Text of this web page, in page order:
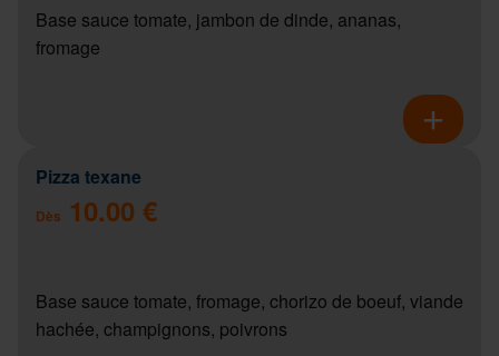
Base sauce tomate, jambon de dinde, ananas,
fromage
Pizza texane
Dès 10.00 €
Base sauce tomate, fromage, chorizo de boeuf, viande
hachée, champignons, poivrons